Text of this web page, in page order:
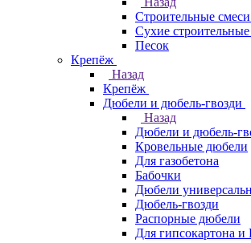
Строительные смеси
Сухие
Песок
Крепёж
Назад
Крепёж
Дюбели и дюбель-гвозди
Назад
Дюбели и дюбель-
Кровельные дюбели
Для газобетона
Бабочки
Дюбели
Дюбель-гвозди
Распорные дюбели
Для гипсокартона